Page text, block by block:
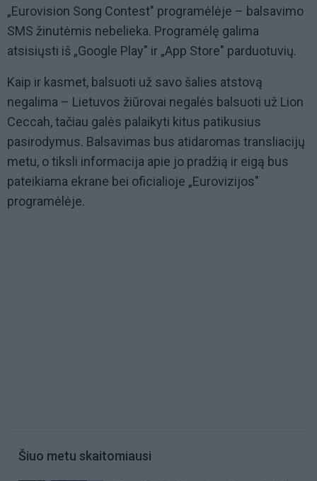
„Eurovision Song Contest" programėlėje – balsavimo
SMS žinutėmis nebelieka. Programėlę galima
atsisiųsti iš „Google Play" ir „App Store" parduotuvių.
Kaip ir kasmet, balsuoti už savo šalies atstovą
negalima – Lietuvos žiūrovai negalės balsuoti už Lion
Ceccah, tačiau galės palaikyti kitus patikusius
pasirodymus. Balsavimas bus atidaromas transliacijų
metu, o tiksli informacija apie jo pradžią ir eigą bus
pateikiama ekrane bei oficialioje „Eurovizijos"
programėlėje.
Šiuo metu skaitomiausi